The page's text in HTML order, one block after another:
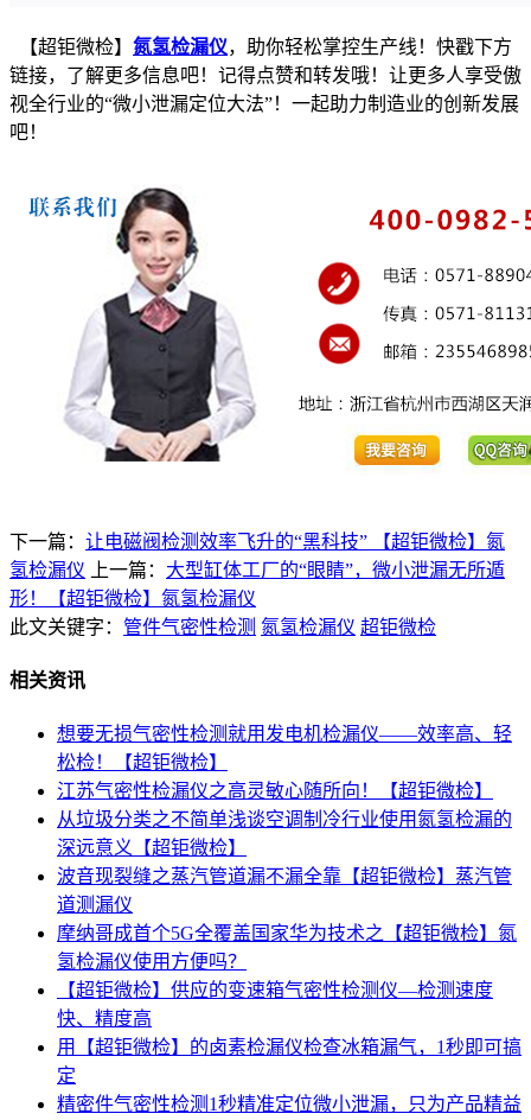
【超钜微检】 氮氢检漏仪，助你轻松掌控生产线！快戳下方
链接，了解更多信息吧！记得点赞和转发哦！让更多人享受傲
视全行业的“微小泄漏定位大法”！一起助力制造业的创新发展
吧！
下一篇： 让电磁阀检测效率飞升的“黑科技” 【超钜微检】氮
氢检漏仪 上一篇： 大型缸体工厂的“眼睛”，微小泄漏无所遁
形！【超钜微检】氮氢检漏仪
此文关键字： 管件气密性检测 氮氢检漏仪 超钜微检
相关资讯
想要无损气密性检测就用发电机检漏仪——效率高、轻
松检！【超钜微检】
江苏气密性检漏仪之高灵敏心随所向！【超钜微检】
从垃圾分类之不简单浅谈空调制冷行业使用氮氢检漏的
深远意义【超钜微检】
波音现裂缝之蒸汽管道漏不漏全靠【超钜微检】蒸汽管
道测漏仪
摩纳哥成首个5G全覆盖国家华为技术之【超钜微检】氮
氢检漏仪使用方便吗？
【超钜微检】供应的变速箱气密性检测仪—检测速度
快、精度高
用【超钜微检】的卤素检漏仪检查冰箱漏气，1秒即可搞
定
精密件气密性检测1秒精准定位微小泄漏，只为产品精益